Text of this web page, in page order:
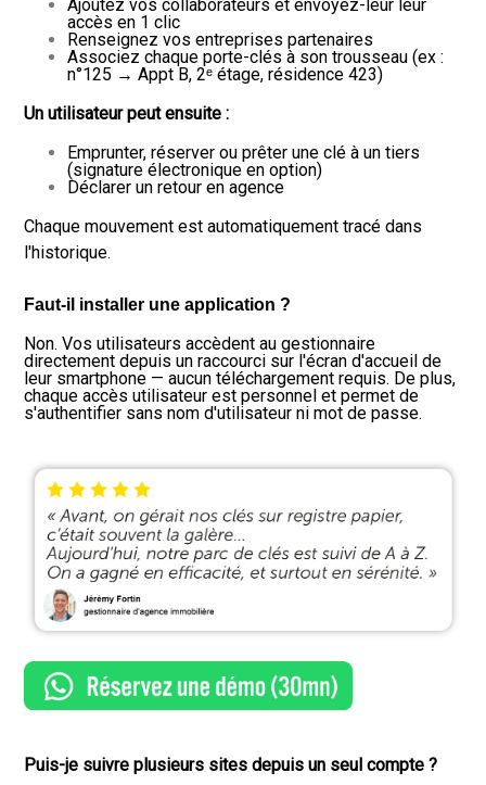
Ajoutez vos collaborateurs et envoyez-leur leur
accès en 1 clic
Renseignez vos entreprises partenaires
Associez chaque porte-clés à son trousseau (ex :
n°125 → Appt B, 2ᵉ étage, résidence 423)
Un utilisateur peut ensuite :
Emprunter, réserver ou prêter une clé à un tiers
(signature électronique en option)
Déclarer un retour en agence
Chaque mouvement est automatiquement tracé dans
l'historique.
Faut-il installer une application ?
Non. Vos utilisateurs accèdent au gestionnaire
directement depuis un raccourci sur l'écran d'accueil de
leur smartphone — aucun téléchargement requis. De plus,
chaque accès utilisateur est personnel et permet de
s'authentifier sans nom d'utilisateur ni mot de passe.
Puis-je suivre plusieurs sites depuis un seul compte ?